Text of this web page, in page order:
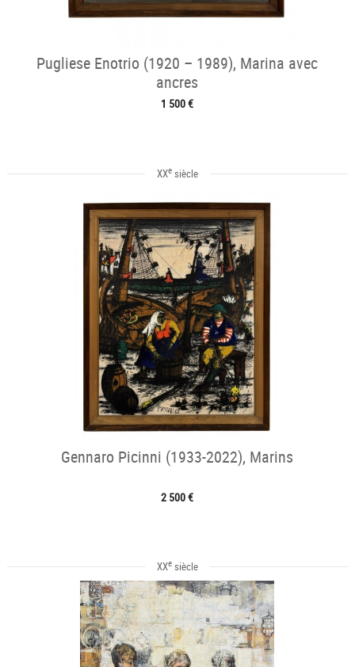
Pugliese Enotrio (1920 – 1989), Marina avec
ancres
1 500 €
XXesiècle
Gennaro Picinni (1933-2022), Marins
2 500 €
XXesiècle